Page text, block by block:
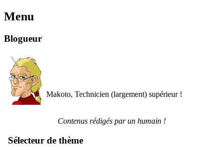
Menu
Blogueur
Makoto, Technicien (largement) supérieur !
Contenus rédigés par un humain !
Sélecteur de thème